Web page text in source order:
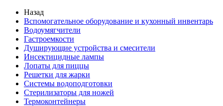
Назад
Вспомогательное оборудование и кухонный инвентарь
Водоумягчители
Гастроемкости
Душирующие устройства и смесители
Инсектицидные лампы
Лопаты для пиццы
Решетки для жарки
Системы водоподготовки
Стерилизаторы для ножей
Термоконтейнеры